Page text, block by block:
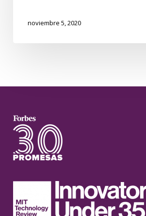
noviembre 5, 2020